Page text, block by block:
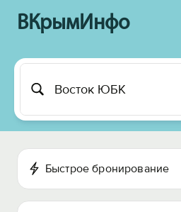
ВКрымИнфо
Быстрое бронирование